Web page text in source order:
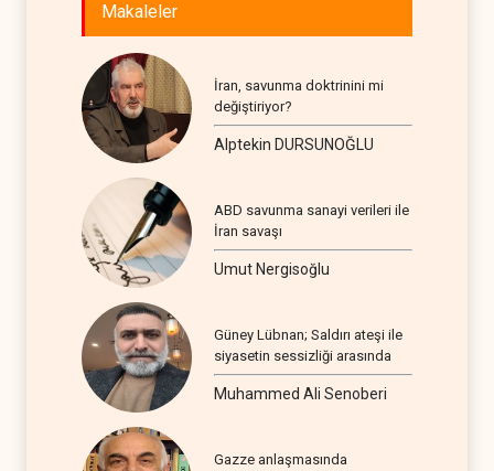
Makaleler
İran, savunma doktrinini mi
değiştiriyor?
Alptekin DURSUNOĞLU
ABD savunma sanayi verileri ile
İran savaşı
Umut Nergisoğlu
Güney Lübnan; Saldırı ateşi ile
siyasetin sessizliği arasında
Muhammed Ali Senoberi
Gazze anlaşmasında